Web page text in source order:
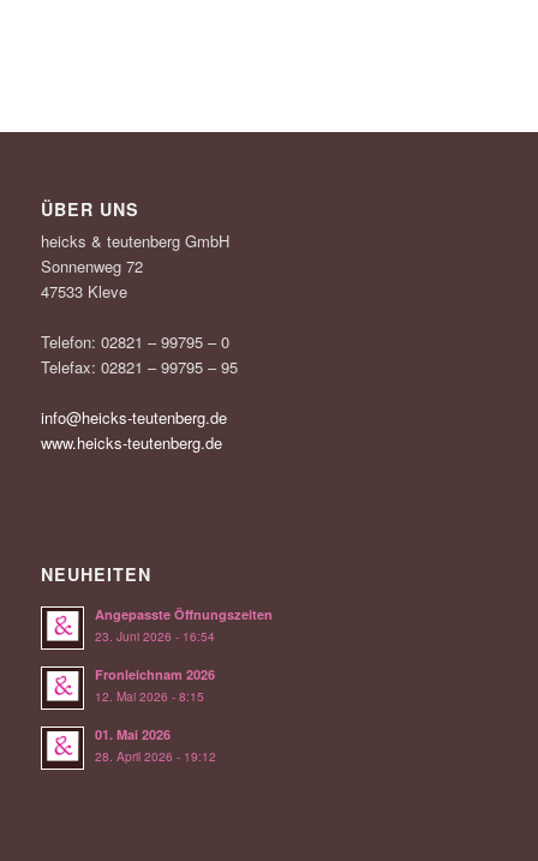
ÜBER UNS
heicks & teutenberg GmbH
Sonnenweg 72
47533 Kleve
Telefon: 02821 – 99795 – 0
Telefax: 02821 – 99795 – 95
info@heicks-teutenberg.de
www.heicks-teutenberg.de
NEUHEITEN
Angepasste Öffnungszeiten
23. Juni 2026 - 16:54
Fronleichnam 2026
12. Mai 2026 - 8:15
01. Mai 2026
28. April 2026 - 19:12